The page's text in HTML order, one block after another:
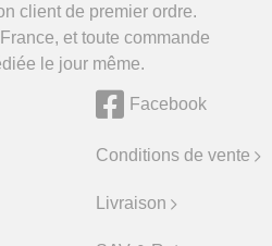
client de premier ordre.
et toute commande
le jour même.
Facebook
Conditions de vente
Livraison